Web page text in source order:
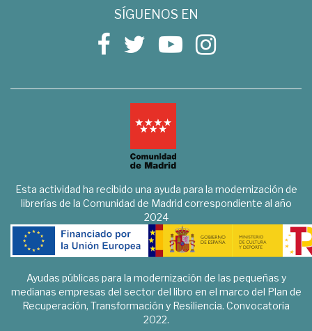
SÍGUENOS EN
Esta actividad ha recibido una ayuda para la modernización de
librerías de la Comunidad de Madrid correspondiente al año
2024
Ayudas públicas para la modernización de las pequeñas y
medianas empresas del sector del libro en el marco del Plan de
Recuperación, Transformación y Resiliencia. Convocatoria
2022.